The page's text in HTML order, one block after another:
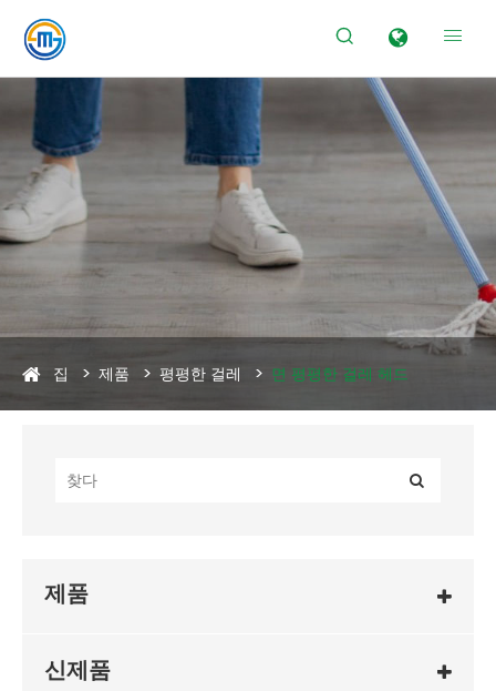
 
집 제품 평평한 걸레 면 평평한 걸레 헤드
제품
신제품